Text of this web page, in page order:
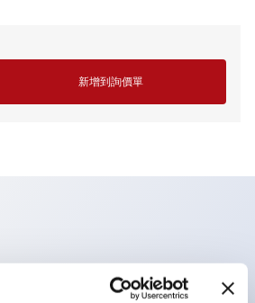
新增到詢價單
，接觸單元的拆裝在集合密著安裝時